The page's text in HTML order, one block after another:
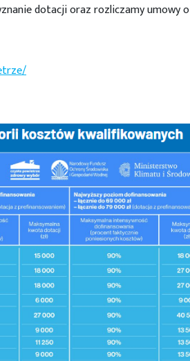
dotacji oraz rozliczamy umowy o